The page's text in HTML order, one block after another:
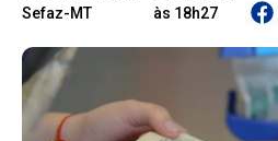
Sefaz-MT
às 18h27